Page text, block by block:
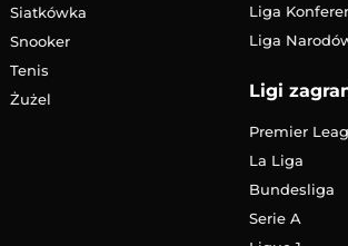
Siatkówka
Snooker
Tenis
Żużel
Liga
Liga
Ligi
Premier
La Liga
Bundesliga
Serie A